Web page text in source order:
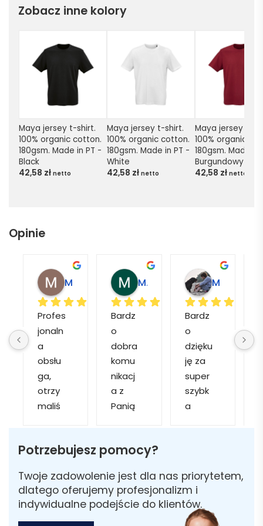
Zobacz inne kolory
Maya jersey t-shirt.
100% organic cotton.
180gsm. Made in PT -
Black
42,58 zł netto
Maya jersey t-shirt.
100% organic cotton.
180gsm. Made in PT -
White
42,58 zł netto
Maya jersey t-
100% organic
180gsm. Made in
Burgundowy
42,58 zł netto
Opinie
Profes
jonaln
a
obsłu
ga,
otrzy
maliś
wizuali
któryc
h
mogliś
Marcin M.
Bardz
o
dobra
komu
nikacj
a z
Panią
Szybk
realiza
cja ✅
Szybk
Bardz
o
dzięku
ję za
super
szybk
a
Został
am
poinfo
Potrzebujesz pomocy?
Twoje zadowolenie jest dla nas priorytetem,
dlatego oferujemy profesjonalizm i
indywidualne podejście do klientów.